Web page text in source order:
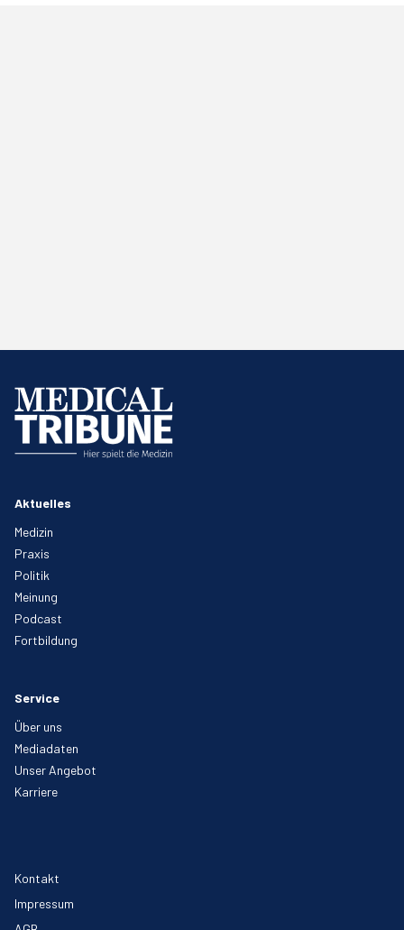
Aktuelles
Medizin
Praxis
Politik
Meinung
Podcast
Fortbildung
Service
Über uns
Mediadaten
Unser Angebot
Karriere
Kontakt
Impressum